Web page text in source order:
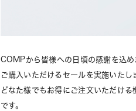
COMPから皆様への日頃の感謝を込
ご購入いただけるセールを実施いたし
どなた様でもお得にご注文いただけ
です。